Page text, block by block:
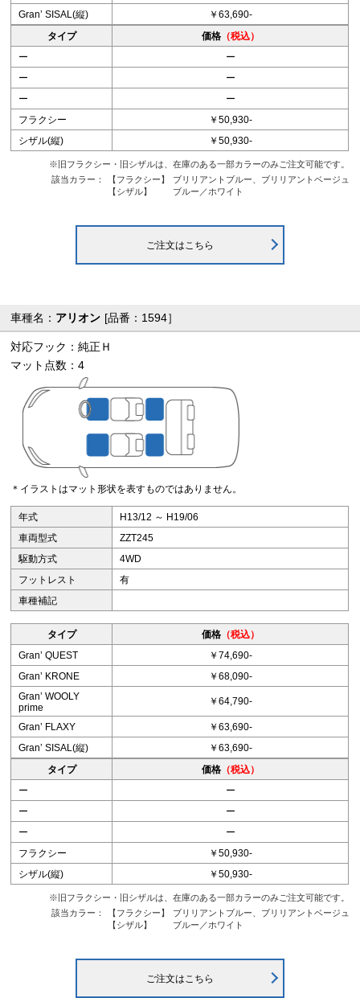
Granʼ SISAL(縦)
￥63,690-
タイプ
価格（税込）
ー
ー
ー
ー
ー
ー
フラクシー
￥50,930-
シザル(縦)
￥50,930-
※旧フラクシー・旧シザルは、在庫のある一部カラーのみご注文可能です。
該当カラー：
【フラクシー】
ブリリアントブルー、ブリリアントベージュ
【シザル】
ブルー／ホワイト
ご注文はこちら
車種名： アリオン [品番：1594］
対応フック：純正Ｈ
マット点数：4
＊イラストはマット形状を表すものではありません。
年式
H13/12 ～ H19/06
車両型式
ZZT245
駆動方式
4WD
フットレスト
有
車種補記
タイプ 価格（税込）
Granʼ QUEST
￥74,690-
Granʼ KRONE
￥68,090-
Granʼ WOOLY
prime
￥64,790-
Granʼ FLAXY
￥63,690-
Granʼ SISAL(縦)
￥63,690-
タイプ
価格（税込）
ー
ー
ー
ー
ー
ー
フラクシー
￥50,930-
シザル(縦)
￥50,930-
※旧フラクシー・旧シザルは、在庫のある一部カラーのみご注文可能です。
該当カラー：
【フラクシー】
ブリリアントブルー、ブリリアントベージュ
【シザル】
ブルー／ホワイト
ご注文はこちら